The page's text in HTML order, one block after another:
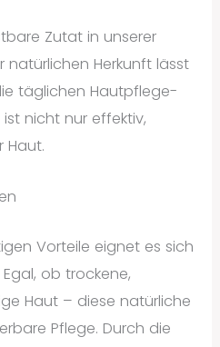
Zutat in unserer
natürlichen Herkunft lässt
täglichen Hautpflege-
ist nicht nur effektiv,
Haut.
Vorteile eignet es sich
ob trockene,
Haut – diese natürliche
Pflege. Durch die